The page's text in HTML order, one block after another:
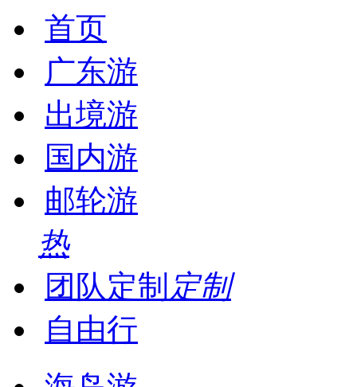
首页
广东游
出境游
国内游
邮轮游
热
团队定制 定制
自由行